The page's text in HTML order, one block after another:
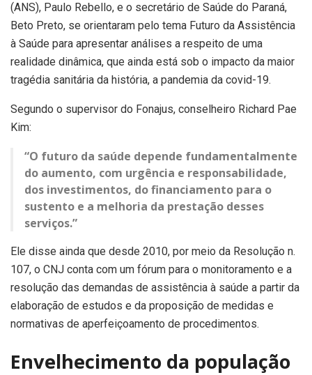
(ANS), Paulo Rebello, e o secretário de Saúde do Paraná,
Beto Preto, se orientaram pelo tema Futuro da Assistência
à Saúde para apresentar análises a respeito de uma
realidade dinâmica, que ainda está sob o impacto da maior
tragédia sanitária da história, a pandemia da covid-19.
Segundo o supervisor do Fonajus, conselheiro Richard Pae
Kim:
“O futuro da saúde depende fundamentalmente
do aumento, com urgência e responsabilidade,
dos investimentos, do financiamento para o
sustento e a melhoria da prestação desses
serviços.”
Ele disse ainda que desde 2010, por meio da Resolução n.
107, o CNJ conta com um fórum para o monitoramento e a
resolução das demandas de assistência à saúde a partir da
elaboração de estudos e da proposição de medidas e
normativas de aperfeiçoamento de procedimentos.
Envelhecimento da população